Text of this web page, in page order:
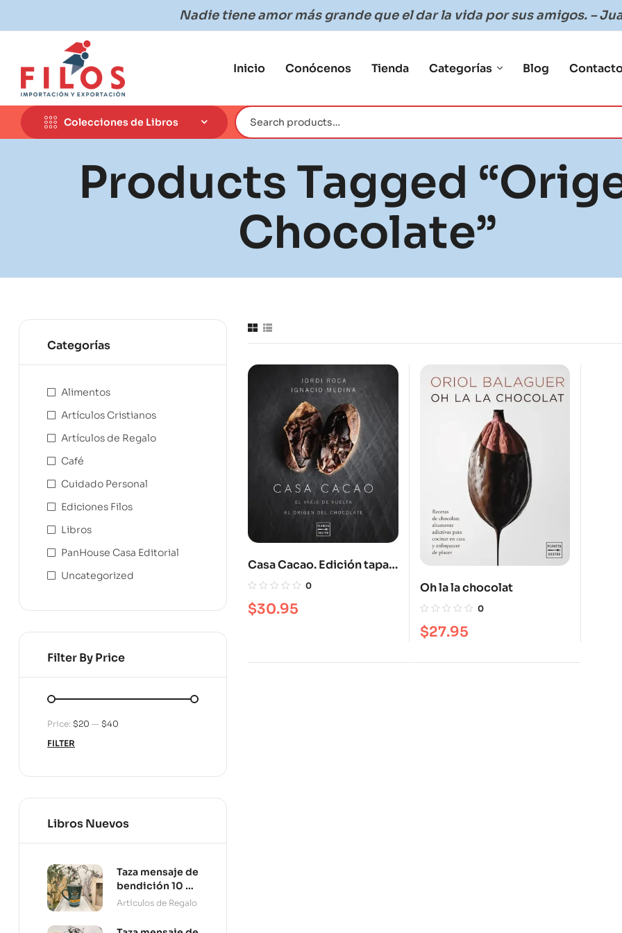
Nadie tiene amor más grande que el dar la vida por sus amigos. –
Inicio Conócenos Tienda Categorías Blog
Colecciones de Libros
Products Tagged
Chocolate”
Casa Cacao. Edición tapa
blanda
0
$30.95
Oh la la chocolat
0
$27.95
Categorías
Alimentos
Artículos Cristianos
Artículos de Regalo
Café
Cuidado Personal
Ediciones Filos
Libros
PanHouse Casa Editorial
Uncategorized
Filter By Price
FILTER
Price: $20 — $40
Libros Nuevos
Taza mensaje de
bendición 10 oz
Persevera
Artículos de Regalo